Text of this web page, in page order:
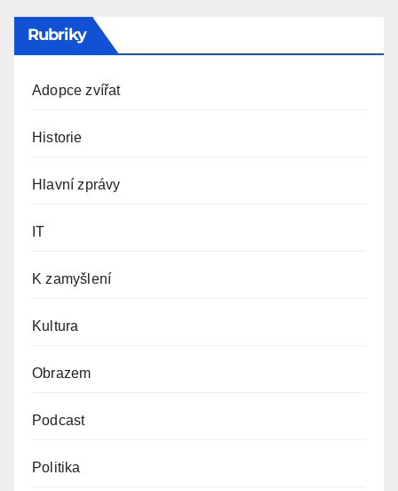
Rubriky
Adopce zvířat
Historie
Hlavní zprávy
IT
K zamyšlení
Kultura
Obrazem
Podcast
Politika